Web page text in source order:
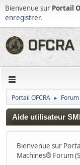
Bienvenue sur Portail
enregistrer.
Portail OFCRA ► Forum
Aide utilisateur
Bienvenue sur
Machines® Forum